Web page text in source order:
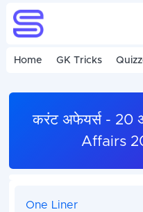
Home GK Tricks
करंट अफेयर्स - 20
Affairs
One Liner